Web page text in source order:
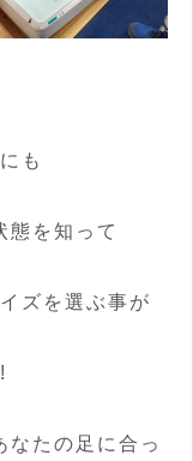
も
態を知って
ズを選ぶ事が
なたの足に合っ